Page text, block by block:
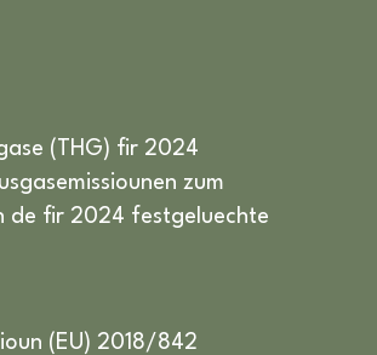
(THG) fir 2024
zum
de fir 2024 festgeluechte
(EU) 2018/842